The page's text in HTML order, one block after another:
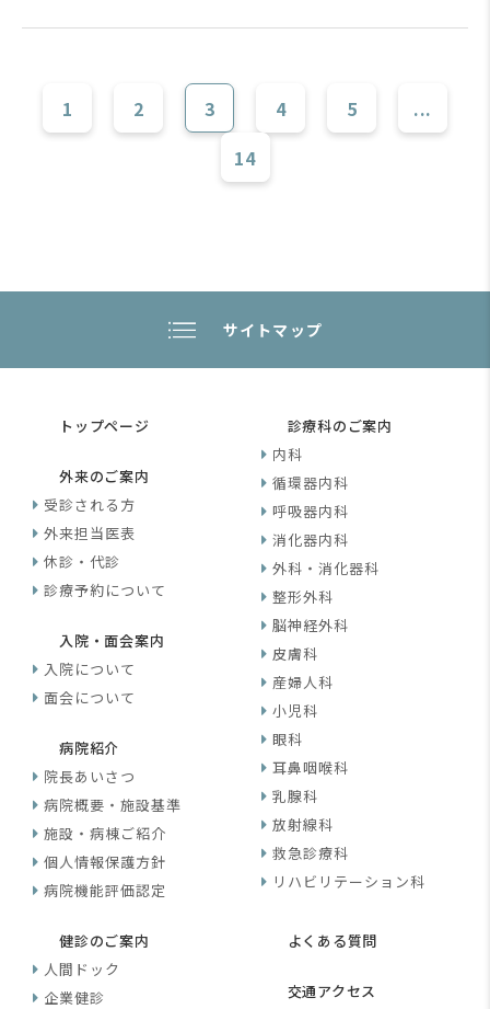
1 2 3 4 5
...
14
サイトマップ
トップページ
外来のご案内
受診される方
外来担当医表
休診・代診
診療予約について
入院・面会案内
入院について
面会について
病院紹介
院長あいさつ
病院概要・施設基準
施設・病棟ご紹介
個人情報保護方針
病院機能評価認定
診療科のご案内
内科
循環器内科
呼吸器内科
消化器内科
外科・消化器科
整形外科
脳神経外科
皮膚科
産婦人科
小児科
眼科
耳鼻咽喉科
乳腺科
放射線科
救急診療科
リハビリテーション科
健診のご案内
人間ドック
企業健診
よくある質問
交通アクセス